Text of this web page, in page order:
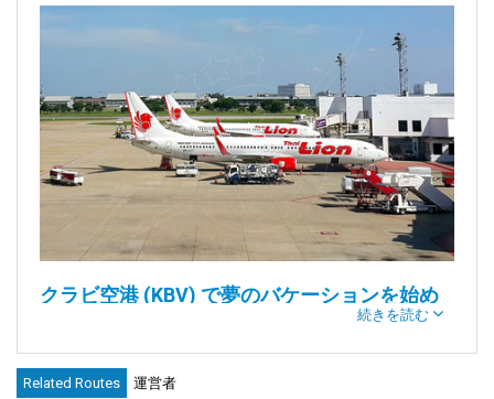
クラビ空港 (KBV) で夢のバケーションを始め
クラビ国際空港へようこそ！ここは楽園への入り口です。着陸
続きを読む
Related Routes 運営者